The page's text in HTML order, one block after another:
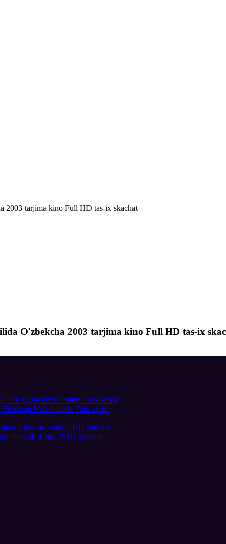
O'zbekcha 2003 tarjima kino Full HD tas-ix
Qism Uzbek tilida Turk serial
kino 4K Ultra UHD skachat